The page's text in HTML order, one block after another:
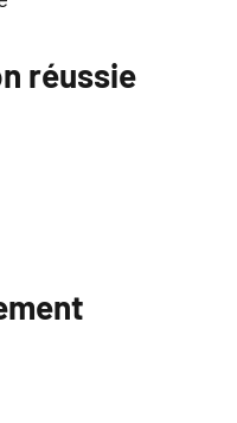
réussie